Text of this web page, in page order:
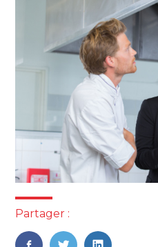
Partager :